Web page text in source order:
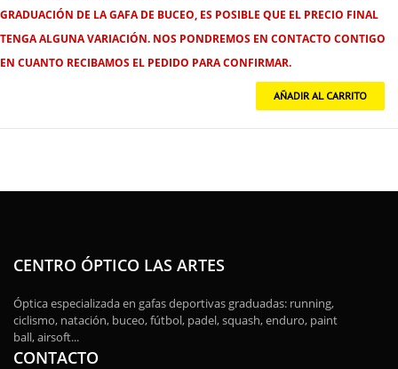
GRADUACIÓN DE LA GAFA DE BUCEO, ES POSIBLE QUE EL PRECIO FINAL
TENGA ALGUNA VARIACIÓN. NOS PONDREMOS EN CONTACTO CONTIGO
EN CUANTO RECIBAMOS EL PEDIDO PARA CONFIRMAR.
CENTRO ÓPTICO LAS ARTES
Óptica especializada en gafas deportivas graduadas: running,
ciclismo, natación, buceo, fútbol, padel, squash, enduro, paint
ball, airsoft...
CONTACTO